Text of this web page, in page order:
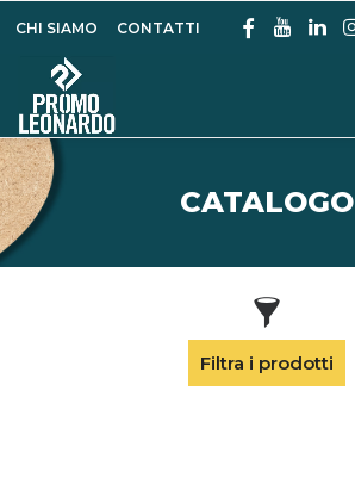
CHI SIAMO CONTATTI
CATALOGO
Filtra i prodotti